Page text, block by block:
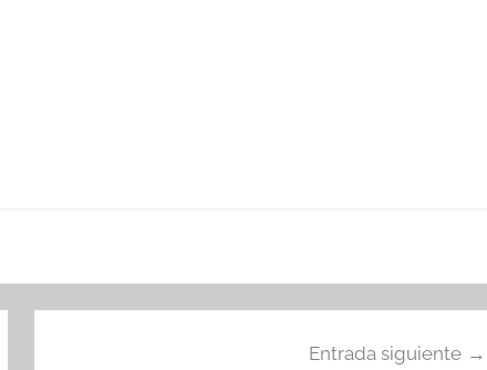
Entrada siguiente